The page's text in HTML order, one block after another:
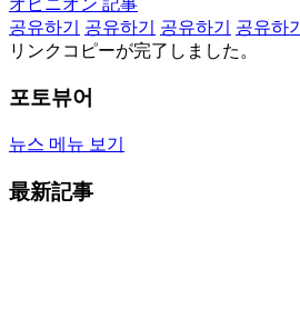
공유하기
공유하기 공유하기 공유하기
リンクコピーが完了しました。
포토뷰어
뉴스 메뉴 보기
最新記事